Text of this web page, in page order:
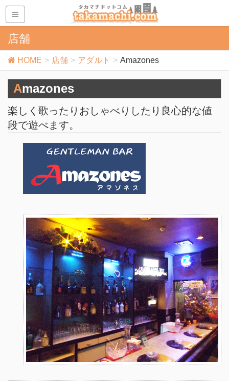
店舗
HOME 店舗 アダルト Amazones
Amazones
楽しく歌ったりおしゃべりしたり良心的な値
段で遊べます。